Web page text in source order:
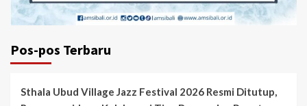
Pos-pos Terbaru
Sthala Ubud Village Jazz Festival 2026 Resmi Ditutup,